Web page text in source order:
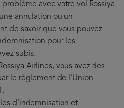
avec votre vol Rossiya
annulation ou un
de savoir que vous pouvez
pour les
subis.
Airlines, vous avez des
le règlement de l'Union
d'indemnisation et